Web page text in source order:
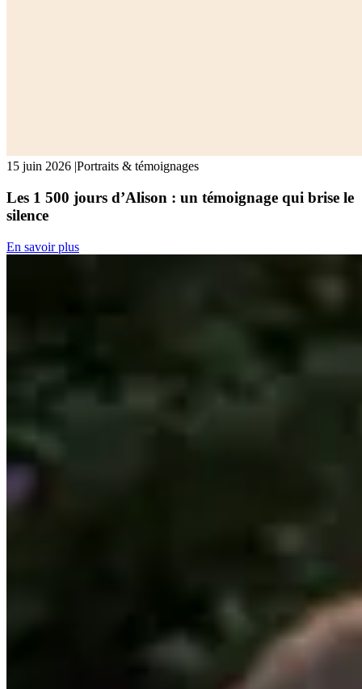
15 juin 2026 |Portraits & témoignages
Les 1 500 jours d’Alison : un témoignage qui brise le
silence
En savoir plus